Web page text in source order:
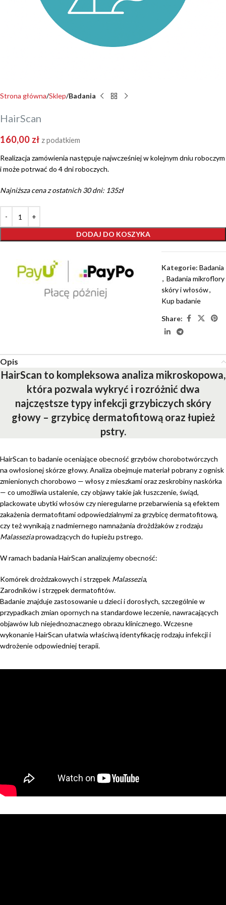
Strona główna Sklep Badania
HairScan
160,00 zł z podatkiem
Realizacja zamówienia następuje najwcześniej w kolejnym dniu roboczym
i może potrwać do 4 dni roboczych.
Najniższa cena z ostatnich 30 dni: 135zł
DODAJ DO KOSZYKA
Kategorie: Badania
, Badania mikroflory
skóry i włosów,
Kup badanie
Share:
Opis
HairScan to kompleksowa analiza mikroskopowa,
która pozwala wykryć i rozróżnić dwa
najczęstsze typy infekcji grzybiczych skóry
głowy – grzybicę dermatofitową oraz łupież
pstry.
HairScan to badanie oceniające obecność grzybów chorobotwórczych
na owłosionej skórze głowy. Analiza obejmuje materiał pobrany z ognisk
zmienionych chorobowo — włosy z mieszkami oraz zeskrobiny naskórka
— co umożliwia ustalenie, czy objawy takie jak łuszczenie, świąd,
plackowate ubytki włosów czy nieregularne przebarwienia są efektem
zakażenia dermatofitami odpowiedzialnymi za grzybicę dermatofitową,
czy też wynikają z nadmiernego namnażania drożdżaków z rodzaju
Malasseziaprowadzących do łupieżu pstrego.
W ramach badania HairScan analizujemy obecność:
Komórek drożdzakowych i strzępek Malassezia,
Zarodników i strzępek dermatofitów.
Badanie znajduje zastosowanie u dzieci i dorosłych, szczególnie w
przypadkach zmian opornych na standardowe leczenie, nawracających
objawów lub niejednoznacznego obrazu klinicznego. Wczesne
wykonanie HairScan ułatwia właściwą identyfikację rodzaju infekcji i
wdrożenie odpowiedniej terapii.